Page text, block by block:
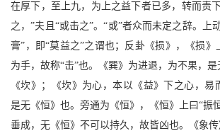
在厚下，至上九，为上之益下者已多，转而责
之，”夫且“或击之”。“或”者众而未定之辞。上
膏”，即“莫益之”之谓也；反卦《损》，《损》
为手，故称“击”也。《巽》为进退，为不果，
《坎》；《坎》为心，本以《益》下之心，易
是无《恒》也。旁通为《恒》，《恒》上曰“振
垂成，无《恒》不可以持久，故皆凶也。《象传